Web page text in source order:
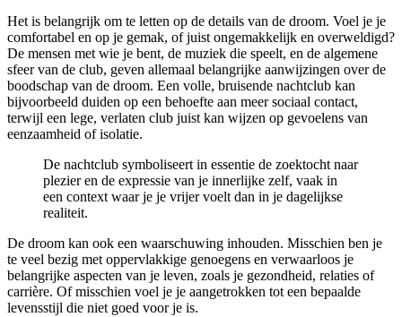
Het is belangrijk om te letten op de details van de droom. Voel je je
comfortabel en op je gemak, of juist ongemakkelijk en overweldigd?
De mensen met wie je bent, de muziek die speelt, en de algemene
sfeer van de club, geven allemaal belangrijke aanwijzingen over de
boodschap van de droom. Een volle, bruisende nachtclub kan
bijvoorbeeld duiden op een behoefte aan meer sociaal contact,
terwijl een lege, verlaten club juist kan wijzen op gevoelens van
eenzaamheid of isolatie.
De nachtclub symboliseert in essentie de zoektocht naar
plezier en de expressie van je innerlijke zelf, vaak in
een context waar je je vrijer voelt dan in je dagelijkse
realiteit.
De droom kan ook een waarschuwing inhouden. Misschien ben je
te veel bezig met oppervlakkige genoegens en verwaarloos je
belangrijke aspecten van je leven, zoals je gezondheid, relaties of
carrière. Of misschien voel je je aangetrokken tot een bepaalde
levensstijl die niet goed voor je is.